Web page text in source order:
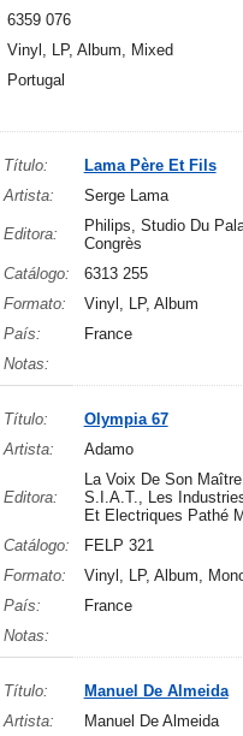
6359 076
Vinyl, LP, Album, Mixed
Portugal
Título:
Lama Père Et Fils
Artista:
Serge Lama
Editora:
Philips, Studio Du
Congrès
Catálogo:
6313 255
Formato:
Vinyl, LP, Album
País:
France
Notas:
Título:
Olympia 67
Artista:
Adamo
Editora:
La Voix De Son
S.I.A.T., Les
Et Electriques Pathé
Catálogo:
FELP 321
Formato:
Vinyl, LP, Album,
País:
France
Notas:
Título:
Manuel De Almeida
Artista:
Manuel De Almeida